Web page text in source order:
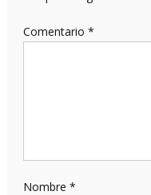
Comentario *
Nombre *